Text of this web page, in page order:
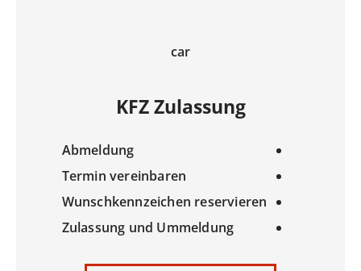
car
KFZ Zulassung
Abmeldung
Termin vereinbaren
Wunschkennzeichen reservieren
Zulassung und Ummeldung